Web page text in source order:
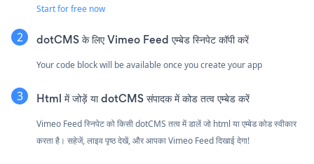
Start for free now
dotCMS के लिए Vimeo Feed एम्बेड स्निपेट कॉपी करें
Your code block will be available once you create your app
Html में जोड़ें या dotCMS संपादक में कोड तत्व एम्बेड करें
Vimeo Feed स्निपेट को किसी dotCMS तत्व में डालें जो html या एम्बेड कोड स्वीकार
करता है। सहेजें, लाइव पृष्ठ देखें, और आपका Vimeo Feed दिखाई देगा!